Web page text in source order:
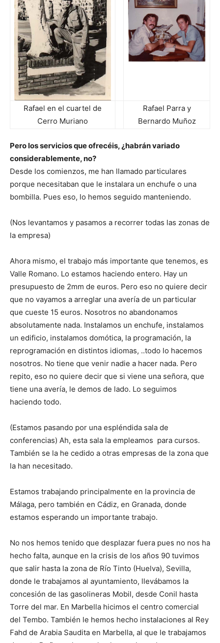
Rafael en el cuartel de
Cerro Muriano
Rafael Parra y
Bernardo Muñoz
Pero los servicios que ofrecéis, ¿habrán variado
considerablemente, no?
Desde los comienzos, me han llamado particulares
porque necesitaban que le instalara un enchufe o una
bombilla. Pues eso, lo hemos seguido manteniendo.
(Nos levantamos y pasamos a recorrer todas las zonas de
la empresa)
Ahora mismo, el trabajo más importante que tenemos, es
Valle Romano. Lo estamos haciendo entero. Hay un
presupuesto de 2mm de euros. Pero eso no quiere decir
que no vayamos a arreglar una avería de un particular
que cueste 15 euros. Nosotros no abandonamos
absolutamente nada. Instalamos un enchufe, instalamos
un edificio, instalamos domótica, la programación, la
reprogramación en distintos idiomas, ..todo lo hacemos
nosotros. No tiene que venir nadie a hacer nada. Pero
repito, eso no quiere decir que si viene una señora, que
tiene una avería, le demos de lado. Lo seguimos
haciendo todo.
(Estamos pasando por una espléndida sala de
conferencias) Ah, esta sala la empleamos para cursos.
También se la he cedido a otras empresas de la zona que
la han necesitado.
Estamos trabajando principalmente en la provincia de
Málaga, pero también en Cádiz, en Granada, donde
estamos esperando un importante trabajo.
No nos hemos tenido que desplazar fuera pues no nos ha
hecho falta, aunque en la crisis de los años 90 tuvimos
que salir hasta la zona de Río Tinto (Huelva), Sevilla,
donde le trabajamos al ayuntamiento, llevábamos la
concesión de las gasolineras Mobil, desde Conil hasta
Torre del mar. En Marbella hicimos el centro comercial
del Tembo. También le hemos hecho instalaciones al Rey
Fahd de Arabia Saudita en Marbella, al que le trabajamos